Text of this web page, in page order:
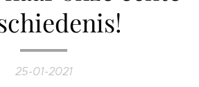
25-01-2021